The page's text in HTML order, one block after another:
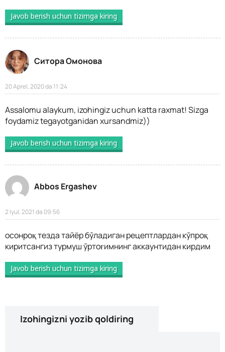
Javob berish uchun tizimga kiring
Ситора Омонова
20 Aprel, 2020 da 11:24
Assalomu alaykum, izohingiz uchun katta raxmat! Sizga
foydamiz tegayotganidan xursandmiz))
Javob berish uchun tizimga kiring
Abbos Ergashev
2 Iyul, 2021 da 09:56
осонроқ тезда тайёр бўладиган рецептлардан кўпроқ
киритсангиз турмуш ўртоғимнинг аккаунтидан кирдим
Javob berish uchun tizimga kiring
Izohingizni yozib qoldiring